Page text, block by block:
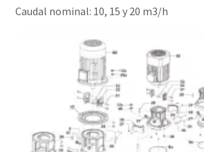
Caudal nominal: 10, 15 y 20 m3/h